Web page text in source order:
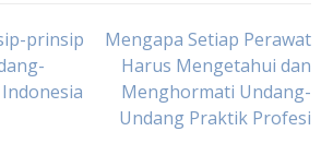
prinsip
Mengapa Setiap Perawat
Harus Mengetahui dan
Menghormati Undang-
Undang Praktik Profesi